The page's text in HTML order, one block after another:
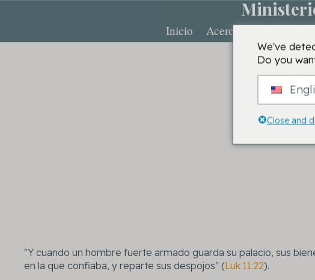
Inicio Acerca de Sesión
"Y cuando un hombre fuerte armado guarda su palacio, sus
en la que confiaba, y reparte sus despojos" (Luk 11:22).
We've
Do you
Close and